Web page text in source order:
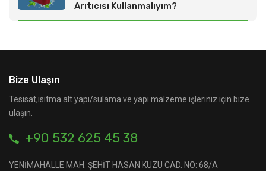
Arıtıcısı Kullanmalıyım?
Bize Ulaşın
Tesisat,ısıtma alt yapı/sulama ve yapı malzeme işleriniz için bize
ulaşın.
+90 532 625 45 38
YENİMAHALLE MAH. ŞEHİT HASAN KUZU CAD. NO: 68/A